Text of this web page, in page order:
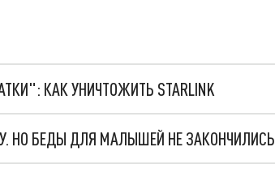
КАК УНИЧТОЖИТЬ STARLINK
НО БЕДЫ ДЛЯ МАЛЫШЕЙ НЕ ЗАКОНЧИЛИСЬ